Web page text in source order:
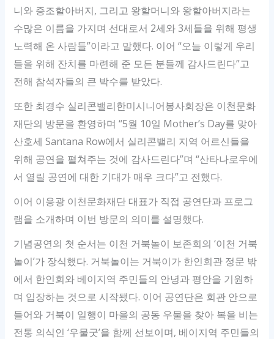
니와 증조할아버지, 그리고 왕할머니와 왕할아버지라는
수많은 이름을 가지며 선대로서 2세와 3세들을 위해 평생
노력해 온 사람들”이라고 말했다. 이어 “오늘 이렇게 우리
들을 위해 잔치를 마련해 준 모든 분들께 감사드린다”고
전해 참석자들의 큰 박수를 받았다.
또한 최경수 실리콘밸리한미시니어봉사회장은 이천문화
재단의 방문을 환영하며 “5월 10일 Mother’s Day를 맞아
산호세 Santana Row에서 실리콘밸리 지역 어르신들을
위해 공연을 펼쳐주는 것에 감사드린다”며 “산타나로우에
서 열릴 공연에 대한 기대가 매우 크다”고 전했다.
이어 이응광 이천문화재단 대표가 직접 공연단과 프로그
램을 소개하며 이번 방문의 의미를 설명했다.
기념공연의 첫 순서는 이천 거북놀이 보존회의 ‘이천 거북
놀이’가 장식했다. 거북놀이는 거북이가 한인회관 정문 밖
에서 한인회와 베이지역 주민들의 안녕과 평안을 기원하
며 입장하는 것으로 시작됐다. 이어 공연단은 회관 안으로
들어와 거북이 일행이 마을의 공동 우물을 찾아 복을 비는
전통 의식인 ‘우물굿’을 함께 선보이며, 베이지역 주민들의